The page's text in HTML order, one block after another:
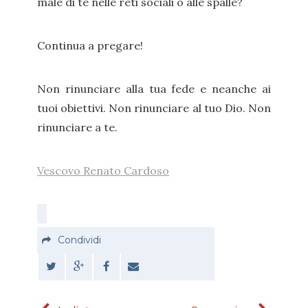
Continua a pregare!
Non rinunciare alla tua fede e neanche ai
tuoi obiettivi. Non rinunciare al tuo Dio. Non
rinunciare a te.
Vescovo Renato Cardoso
Condividi